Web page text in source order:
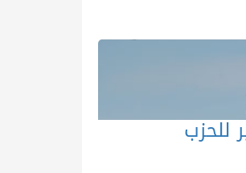
للحزب